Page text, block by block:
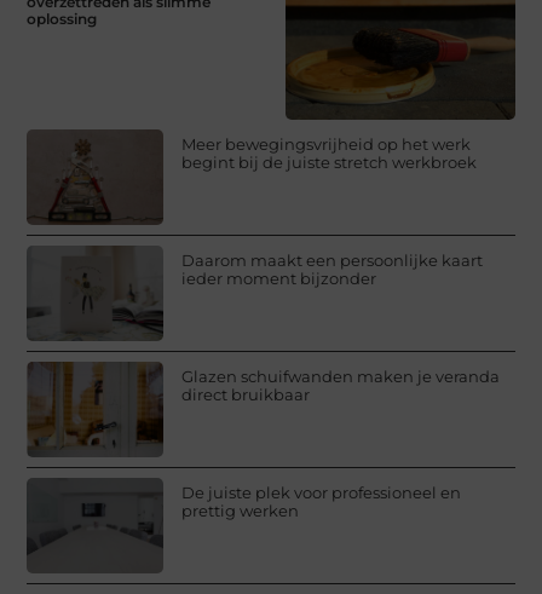
oplossing
Meer bewegingsvrijheid op het werk
begint bij de juiste stretch werkbroek
Daarom maakt een persoonlijke kaart
ieder moment bijzonder
Glazen schuifwanden maken je veranda
direct bruikbaar
De juiste plek voor professioneel en
prettig werken